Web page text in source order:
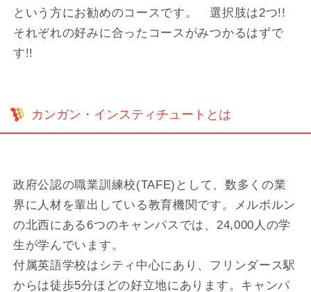
という方にお勧めのコースです。 選択肢は2つ!!
それぞれの好みに合ったコースがみつかるはずで
す!!
カンガン・インスティチュートとは
政府公認の職業訓練校(TAFE)として、数多くの業
界に人材を輩出している教育機関です。メルボルン
の北西にある6つのキャンパスでは、24,000人の学
生が学んでいます。
付属英語学校はシティ中心にあり、フリンダース駅
からは徒歩5分ほどの好立地にあります。キャンパ